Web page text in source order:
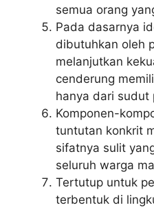
semua orang
Pada dasarnya
dibutuhkan oleh
melanjutkan
cenderung
hanya dari sudut
Komponen-
tuntutan konkrit
sifatnya sulit
seluruh warga
Tertutup untuk
terbentuk di